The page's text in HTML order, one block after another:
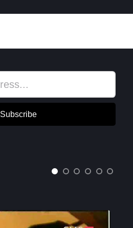
Subscribe